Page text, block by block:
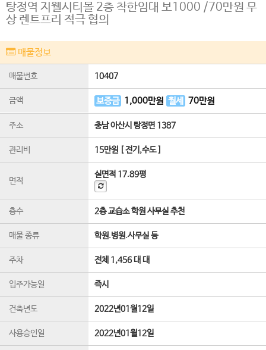
탕정역 지웰시티몰 2층 착한임대 보1000 /70만원 무
상 렌트프리 적극 협의
매물정보
매물번호 10407
금액 보증금 1,000만원 월세 70만원
주소 충남 아산시 탕정면 1387
관리비 15만원 [ 전기,수도 ]
면적
실면적 17.89평
층수 2층 교습소 학원 사무실 추천
매물 종류 학원.병원.사무실 등
주차 전체 1,456 대 대
입주가능일 즉시
건축년도 2022년01월12일
사용승인일 2022년01월12일